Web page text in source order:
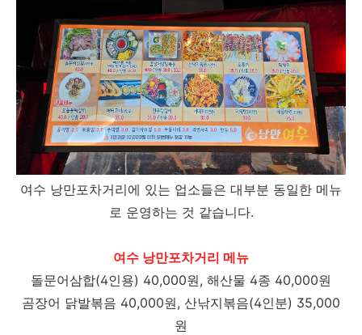
여수 낭만포차거리에 있는 업소들은 대부분 동일한 메뉴
로 운영하는 것 같습니다.
여수 낭만포차거리 메뉴
돌문어삼합(4인용) 40,000원, 해산물 4종 40,000원
곰장어 닭발볶음 40,000원, 산낚지볶음(4인분) 35,000
원